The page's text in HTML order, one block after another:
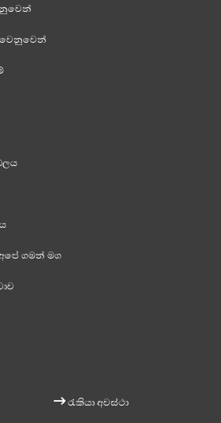
වෙනුවෙන්
ගමන් මග
රැකියා අවස්ථා